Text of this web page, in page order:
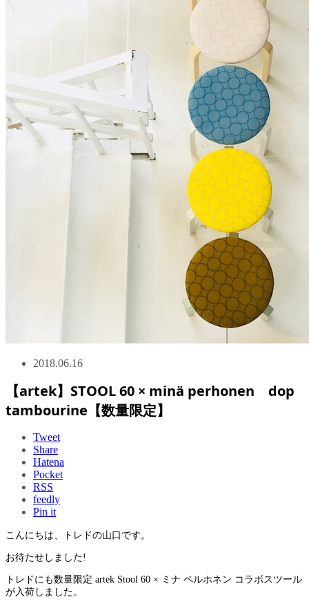
2018.06.16
【artek】STOOL 60 × minä perhonen dop
tambourine【数量限定】
Tweet
Share
Hatena
Pocket
RSS
feedly
Pin it
こんにちは、トレドの山口です。
お待たせしました!
トレドにも数量限定 artek Stool 60 × ミナ ペルホネン コラボスツール
が入荷しました。